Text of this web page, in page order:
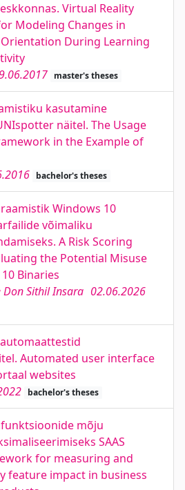
Virtual Reality
Modeling Changes in
During Learning
master's theses
kasutamine
näitel. The Usage
in the Example of
bachelor's theses
Windows 10
võimaliku
A Risk Scoring
the Potential Misuse
Binaries
Don Sithil Insara 02.06.2026
Automated user interface
websites
bachelor's theses
mõju
SAAS
for measuring and
feature impact in business